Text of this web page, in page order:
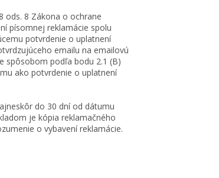
8 Zákona o ochrane
písomnej reklamácie spolu
potvrdenie o uplatnení
emailu na emailovú
spôsobom podľa bodu 2.1 (B)
ako potvrdenie o uplatnení
do 30 dní od dátumu
je kópia reklamačného
o vybavení reklamácie.